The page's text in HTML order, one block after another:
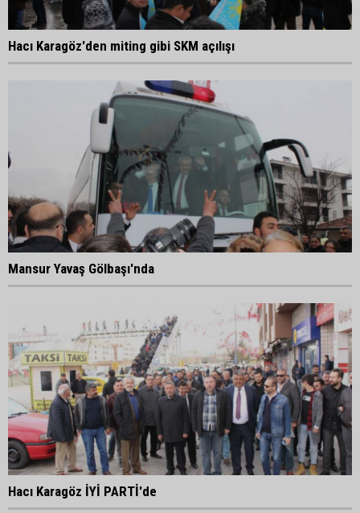
Hacı Karagöz'den miting gibi SKM açılışı
Mansur Yavaş Gölbaşı'nda
Hacı Karagöz İYİ PARTİ'de